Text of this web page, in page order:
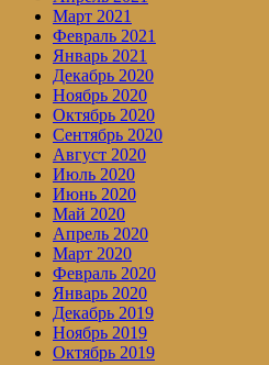
Март 2021
Февраль 2021
Январь 2021
Декабрь 2020
Ноябрь 2020
Октябрь 2020
Сентябрь 2020
Август 2020
Июль 2020
Июнь 2020
Май 2020
Апрель 2020
Март 2020
Февраль 2020
Январь 2020
Декабрь 2019
Ноябрь 2019
Октябрь 2019